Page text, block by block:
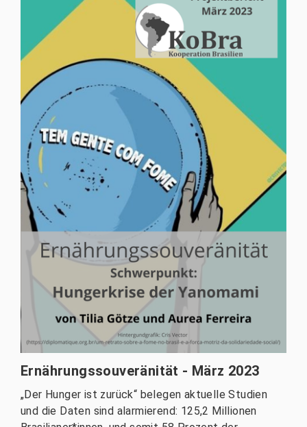
Ernährungssouveränität - März 2023
„Der Hunger ist zurück“ belegen aktuelle Studien
und die Daten sind alarmierend: 125,2 Millionen